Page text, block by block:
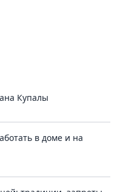
Купалы
в доме и на